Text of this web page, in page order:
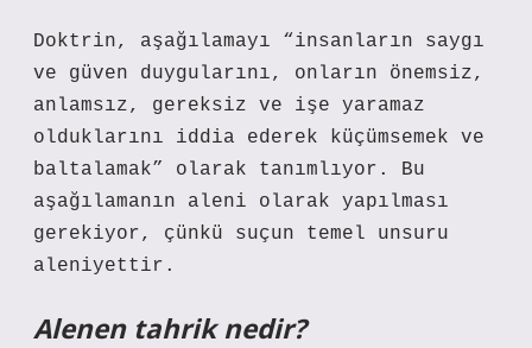
Doktrin, aşağılamayı “insanların saygı
ve güven duygularını, onların önemsiz,
anlamsız, gereksiz ve işe yaramaz
olduklarını iddia ederek küçümsemek ve
baltalamak” olarak tanımlıyor. Bu
aşağılamanın aleni olarak yapılması
gerekiyor, çünkü suçun temel unsuru
aleniyettir.
Alenen tahrik nedir?